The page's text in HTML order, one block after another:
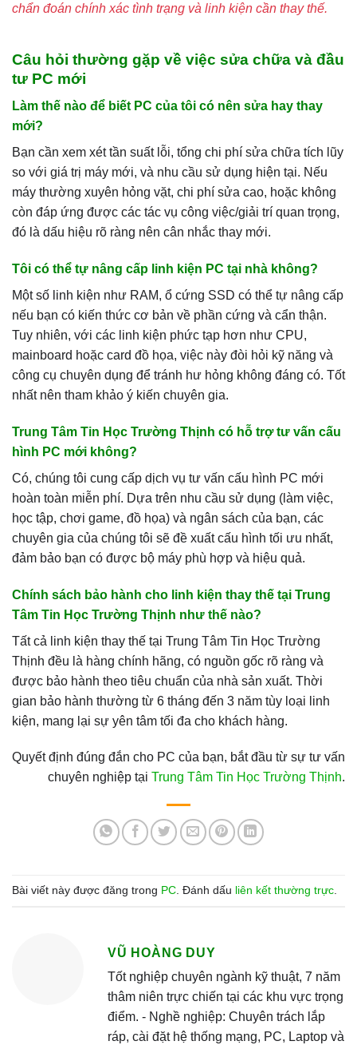
chẩn đoán chính xác tình trạng và linh kiện cần thay thế.
Câu hỏi thường gặp về việc sửa chữa và đầu
tư PC mới
Làm thế nào để biết PC của tôi có nên sửa hay thay
mới?
Bạn cần xem xét tần suất lỗi, tổng chi phí sửa chữa tích lũy
so với giá trị máy mới, và nhu cầu sử dụng hiện tại. Nếu
máy thường xuyên hỏng vặt, chi phí sửa cao, hoặc không
còn đáp ứng được các tác vụ công việc/giải trí quan trọng,
đó là dấu hiệu rõ ràng nên cân nhắc thay mới.
Tôi có thể tự nâng cấp linh kiện PC tại nhà không?
Một số linh kiện như RAM, ổ cứng SSD có thể tự nâng cấp
nếu bạn có kiến thức cơ bản về phần cứng và cẩn thận.
Tuy nhiên, với các linh kiện phức tạp hơn như CPU,
mainboard hoặc card đồ họa, việc này đòi hỏi kỹ năng và
công cụ chuyên dụng để tránh hư hỏng không đáng có. Tốt
nhất nên tham khảo ý kiến chuyên gia.
Trung Tâm Tin Học Trường Thịnh có hỗ trợ tư vấn cấu
hình PC mới không?
Có, chúng tôi cung cấp dịch vụ tư vấn cấu hình PC mới
hoàn toàn miễn phí. Dựa trên nhu cầu sử dụng (làm việc,
học tập, chơi game, đồ họa) và ngân sách của bạn, các
chuyên gia của chúng tôi sẽ đề xuất cấu hình tối ưu nhất,
đảm bảo bạn có được bộ máy phù hợp và hiệu quả.
Chính sách bảo hành cho linh kiện thay thế tại Trung
Tâm Tin Học Trường Thịnh như thế nào?
Tất cả linh kiện thay thế tại Trung Tâm Tin Học Trường
Thịnh đều là hàng chính hãng, có nguồn gốc rõ ràng và
được bảo hành theo tiêu chuẩn của nhà sản xuất. Thời
gian bảo hành thường từ 6 tháng đến 3 năm tùy loại linh
kiện, mang lại sự yên tâm tối đa cho khách hàng.
Quyết định đúng đắn cho PC của bạn, bắt đầu từ sự tư vấn
chuyên nghiệp tại Trung Tâm Tin Học Trường Thịnh.
Bài viết này được đăng trong PC. Đánh dấu liên kết thường trực.
VŨ HOÀNG DUY
Tốt nghiệp chuyên ngành kỹ thuật, 7 năm
thâm niên trực chiến tại các khu vực trọng
điểm. - Nghề nghiệp: Chuyên trách lắp
ráp, cài đặt hệ thống mạng, PC, Laptop và